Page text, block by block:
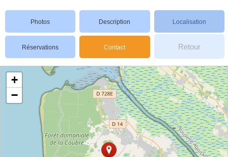
Photos Description Localisation
Réservations Contact Retour
+
−